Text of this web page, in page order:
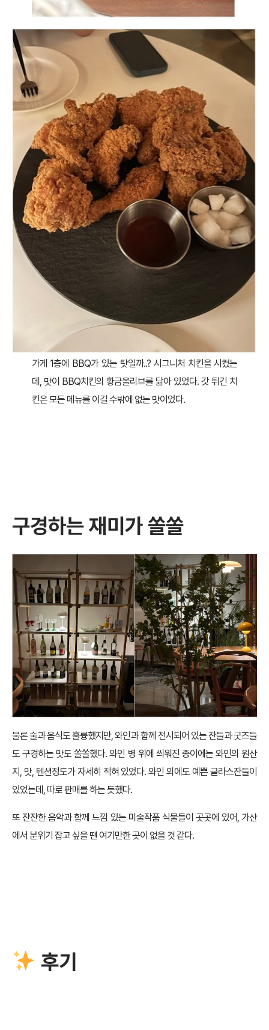
가게 1층에 BBQ가 있는 탓일까..? 시그니처 치킨을 시켰는
데, 맛이 BBQ치킨의 황금올리브를 닮아 있었다. 갓 튀긴 치
킨은 모든 메뉴를 이길 수밖에 없는 맛이었다.
구경하는 재미가 쏠쏠
물론 술과 음식도 훌륭했지만, 와인과 함께 전시되어 있는 잔들과 굿즈들
도 구경하는 맛도 쏠쏠했다. 와인 병 위에 씌워진 종이에는 와인의 원산
지, 맛, 텐션정도가 자세히 적혀 있었다. 와인 외에도 예쁜 글라스잔들이
있었는데, 따로 판매를 하는 듯했다.
또 잔잔한 음악과 함께 느낌 있는 미술작품 식물들이 곳곳에 있어, 가산
에서 분위기 잡고 싶을 땐 여기만한 곳이 없을 것 같다.
후기